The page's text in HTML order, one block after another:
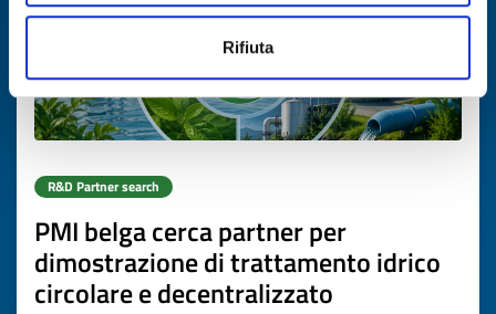
Rifiuta
R&D Partner search
PMI belga cerca partner per
dimostrazione di trattamento idrico
circolare e decentralizzato